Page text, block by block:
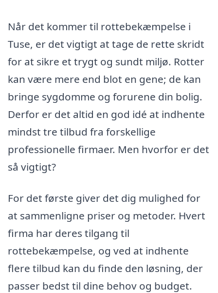
Når det kommer til rottebekæmpelse i
Tuse, er det vigtigt at tage de rette skridt
for at sikre et trygt og sundt miljø. Rotter
kan være mere end blot en gene; de kan
bringe sygdomme og forurene din bolig.
Derfor er det altid en god idé at indhente
mindst tre tilbud fra forskellige
professionelle firmaer. Men hvorfor er det
så vigtigt?
For det første giver det dig mulighed for
at sammenligne priser og metoder. Hvert
firma har deres tilgang til
rottebekæmpelse, og ved at indhente
flere tilbud kan du finde den løsning, der
passer bedst til dine behov og budget.